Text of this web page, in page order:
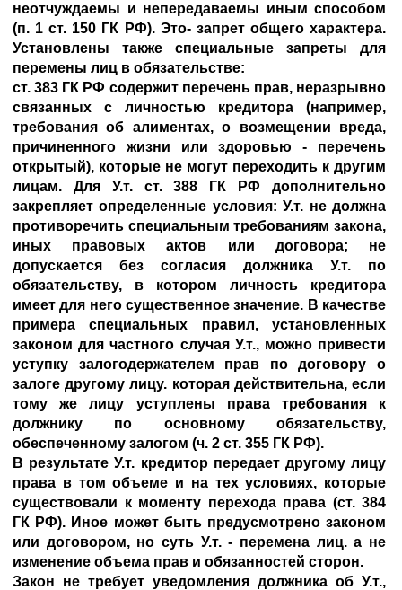
неотчуждаемы и непередаваемы иным способом
(п. 1 ст. 150 ГК РФ). Это- запрет общего характера.
Установлены также специальные запреты для
перемены лиц в обязательстве:
ст. 383 ГК РФ содержит перечень прав, неразрывно
связанных с личностью кредитора (например,
требования об алиментах, о возмещении вреда,
причиненного жизни или здоровью - перечень
открытый), которые не могут переходить к другим
лицам. Для У.т. ст. 388 ГК РФ дополнительно
закрепляет определенные условия: У.т. не должна
противоречить специальным требованиям закона,
иных правовых актов или договора; не
допускается без согласия должника У.т. по
обязательству, в котором личность кредитора
имеет для него существенное значение. В качестве
примера специальных правил, установленных
законом для частного случая У.т., можно привести
уступку залогодержателем прав по договору о
залоге другому лицу. которая действительна, если
тому же лицу уступлены права требования к
должнику по основному обязательству,
обеспеченному залогом (ч. 2 ст. 355 ГК РФ).
В результате У.т. кредитор передает другому лицу
права в том объеме и на тех условиях, которые
существовали к моменту перехода права (ст. 384
ГК РФ). Иное может быть предусмотрено законом
или договором, но суть У.т. - перемена лиц. а не
изменение объема прав и обязанностей сторон.
Закон не требует уведомления должника об У.т.,